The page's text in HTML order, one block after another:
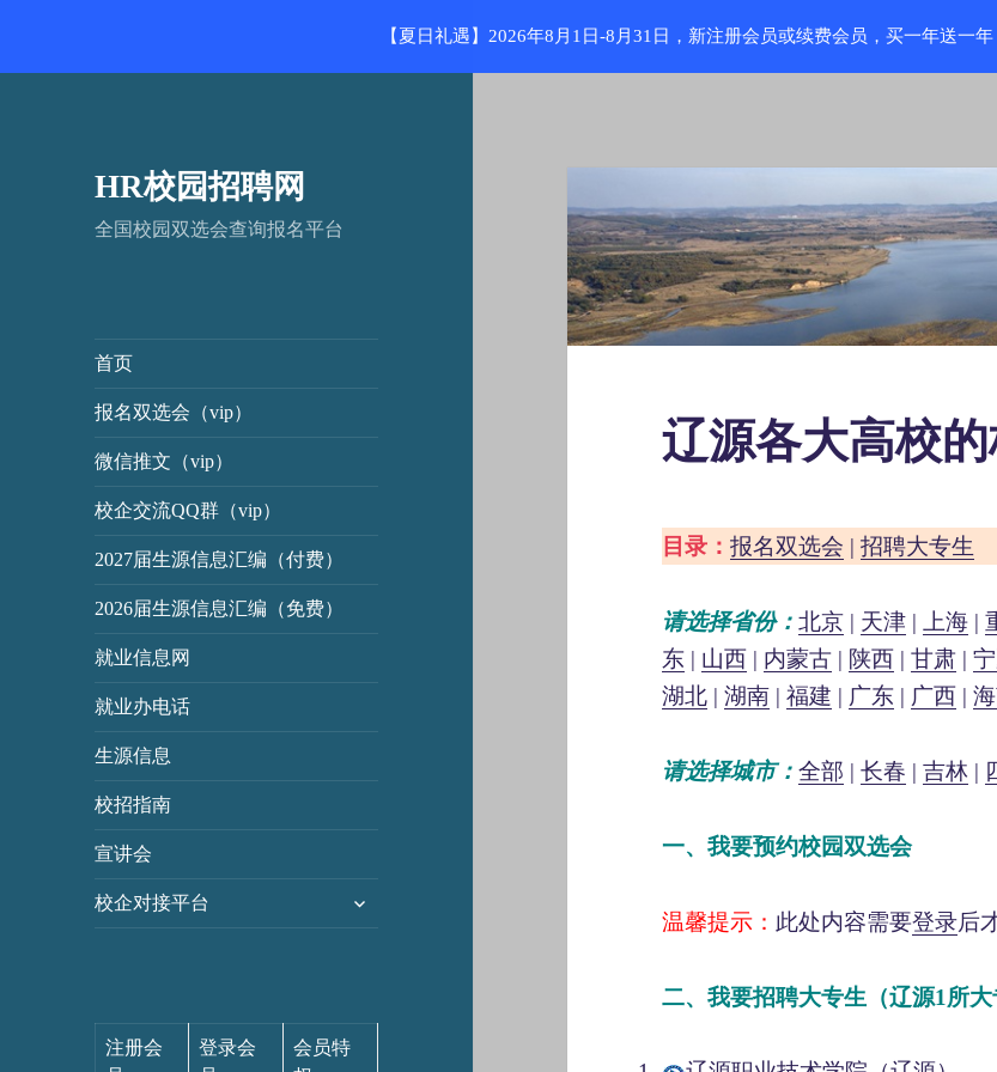
HR校园招聘网
全国校园双选会查询报名平台
首页
报名双选会（vip）
微信推文（vip）
校企交流QQ群（vip）
2027届生源信息汇编（付费）
2026届生源信息汇编（免费）
就业信息网
就业办电话
生源信息
校招指南
宣讲会
校企对接平台
注册会
登录会
会员特
辽源各大高校
目录：报名双选会 |招聘大专生
请选择省份：北京 | 天津 | 上海 |
东 | 山西 | 内蒙古 | 陕西 |甘肃 |
湖北 |湖南 |福建 | 广东 | 广西 |
请选择城市：全部 |长春 |吉林 |
一、我要预约校园双选会
温馨提示： 此处内容需要登录后
二、我要招聘大专生（辽源1所大
【夏日礼遇】2026年8月1日-8月31日，新注册会员或续费会员，买一年送一年